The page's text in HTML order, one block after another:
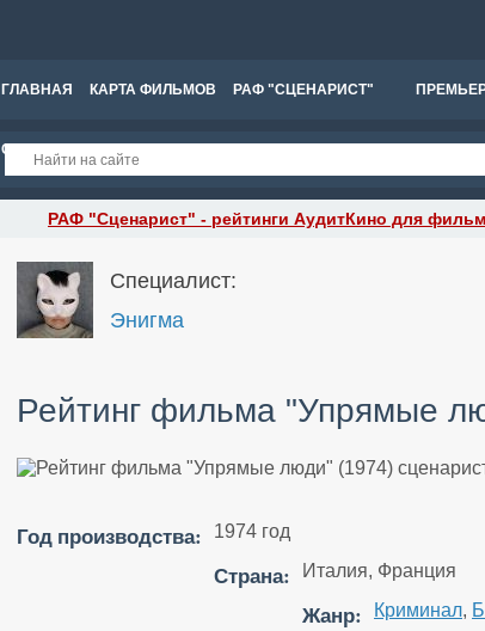
ГЛАВНАЯ КАРТА ФИЛЬМОВ РАФ "СЦЕНАРИСТ"
СПРАВКА
РАФ "Сценарист" - рейтинги АудитКино для
Специалист:
Энигма
Рейтинг фильма "Упрямые
Год производства: 1974 год
Страна: Италия, Франция
Жанр: Криминал,